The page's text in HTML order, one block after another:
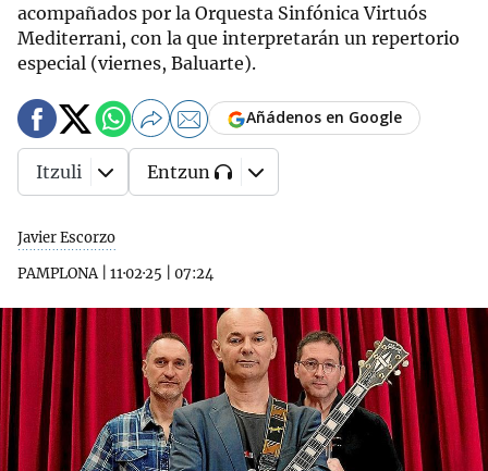
acompañados por la Orquesta Sinfónica Virtuós
Mediterrani, con la que interpretarán un repertorio
especial (viernes, Baluarte).
Javier Escorzo
PAMPLONA| 11·02·25 07:24
Añádenos en Google
Itzuli Entzun